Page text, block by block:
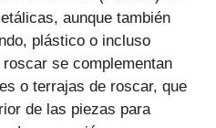
aunque también
plástico o incluso
se complementan
o terrajas de roscar, que
de las piezas para